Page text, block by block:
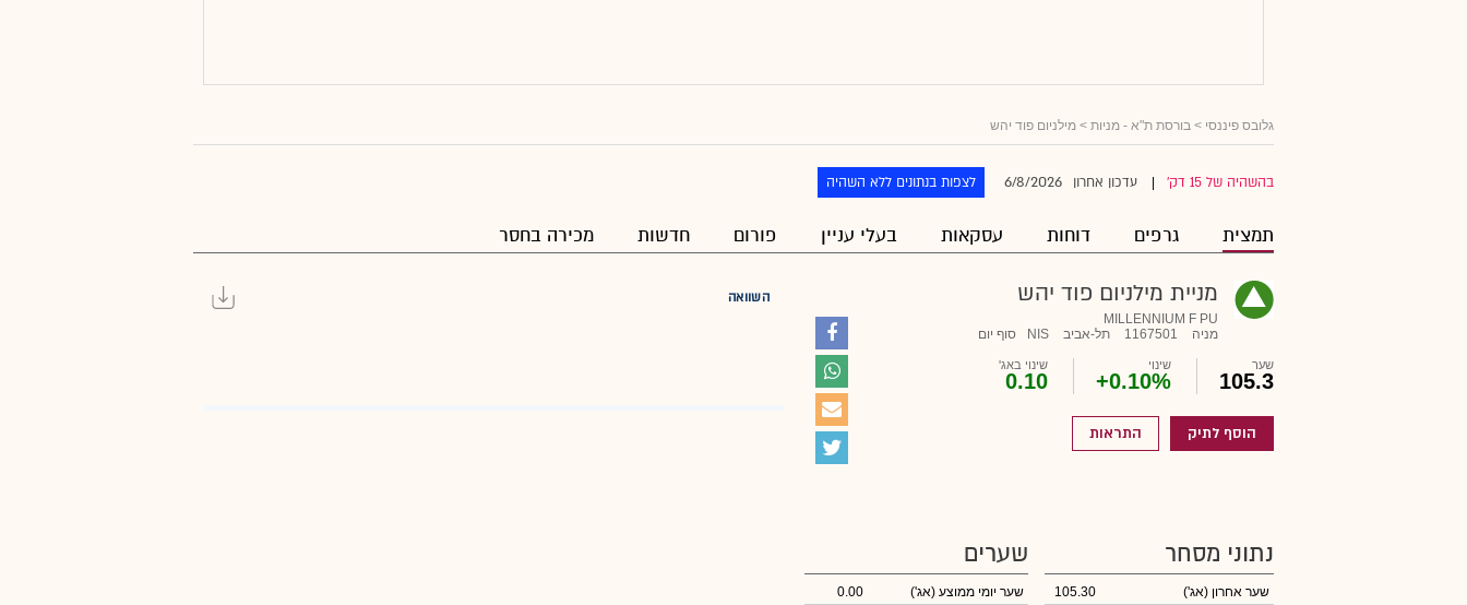
גלובס פיננסי > בורסת ת"א - מניות > מילניום פוד יהש
בהשהיה של 15 דק' עדכון אחרון 6/8/2026 לצפות בנתונים ללא השהיה
תמצית גרפים דוחות עסקאות בעלי עניין פורום חדשות מכירה בחסר
מניית מילניום פוד יהש
MILLENNIUM F PU
מניה
1167501 תל-אביב NIS סוף יום
שער
105.3
שינוי
+0.10%
שינוי באג'
0.10
הוסף לתיק התראות
השוואה
נתוני מסחר
שער אחרון (אג')
105.30
שערים
שער יומי ממוצע (אג')
0.00